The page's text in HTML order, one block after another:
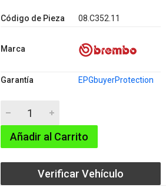
Código de Pieza 08.C352.11
Marca
Garantía EPGbuyerProtection
Añadir al Carrito
Verificar Vehículo